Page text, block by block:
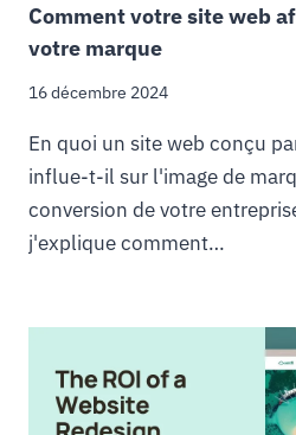
Comment votre site web
votre marque
16 décembre 2024
En quoi un site web conçu
influe-t-il sur l'image de
conversion de votre
j'explique comment…